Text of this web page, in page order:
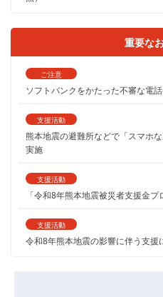
重要な
ご注意
ソフトバンクをかたった不審な電
支援活動
熊本地震の避難所などで「スマホ
実施
支援活動
「令和8年熊本地震被災者支援金
支援活動
令和8年熊本地震の影響に伴う支援